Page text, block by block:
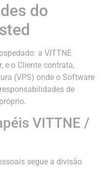
do
a VITTNE
e o Cliente contrata,
(VPS) onde o Software
de
VITTNE /
segue a divisão